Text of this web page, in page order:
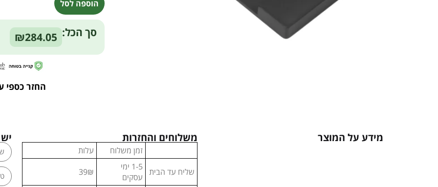
הוספה לסל
Alternative:
סך הכל: ₪284.05
החזר כספי
מידע על המוצר משלוחים והחזרות
זמן משלוח
עלות
שליח עד הבית
1-5 ימי
עסקים
39₪